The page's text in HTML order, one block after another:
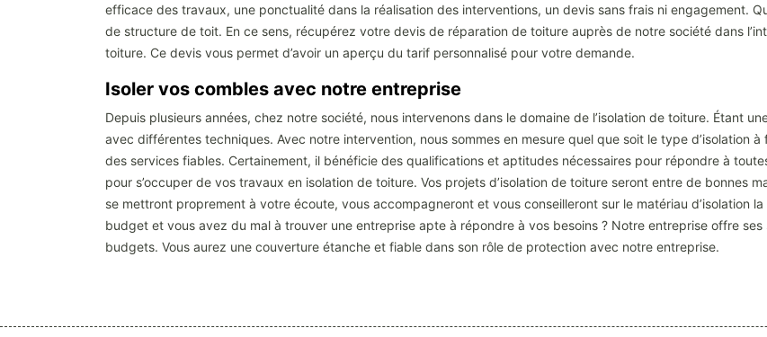
efficace des travaux, une ponctualité dans la réalisation des interventions, un devis sans frais ni engagement.
de structure de toit. En ce sens, récupérez votre devis de réparation de toiture auprès de notre société dans
toiture. Ce devis vous permet d’avoir un aperçu du tarif personnalisé pour votre demande.
Isoler vos combles avec notre entreprise
Depuis plusieurs années, chez notre société, nous intervenons dans le domaine de l’isolation de toiture. Étant
avec différentes techniques. Avec notre intervention, nous sommes en mesure quel que soit le type d’isolation
des services fiables. Certainement, il bénéficie des qualifications et aptitudes nécessaires pour répondre à
pour s’occuper de vos travaux en isolation de toiture. Vos projets d’isolation de toiture seront entre de bonnes
se mettront proprement à votre écoute, vous accompagneront et vous conseilleront sur le matériau d’isolation
budget et vous avez du mal à trouver une entreprise apte à répondre à vos besoins ? Notre entreprise offre
budgets. Vous aurez une couverture étanche et fiable dans son rôle de protection avec notre entreprise.